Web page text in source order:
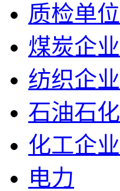
质检单位
煤炭企业
纺织企业
石油石化
化工企业
电力